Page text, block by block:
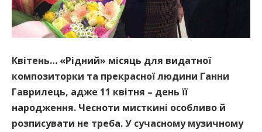
Квітень… «Рідний» місяць для видатної
композиторки та прекрасної людини Ганни
Гаврилець, адже 11 квітня – день її
народження. Чесноти мисткині особливо й
розписувати не треба. У сучасному музичному